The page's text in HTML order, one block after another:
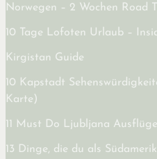
Norwegen – 2 Wochen Road
10 Tage Lofoten Urlaub –
Kirgistan Guide
10 Kapstadt
Karte)
11 Must Do Ljubljana
13 Dinge, die du als